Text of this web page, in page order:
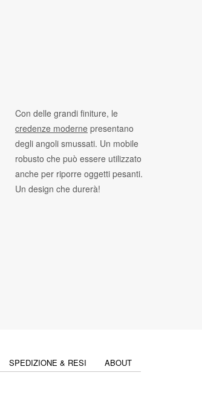
Con delle grandi finiture, le
credenze moderne presentano
degli angoli smussati. Un mobile
robusto che può essere utilizzato
anche per riporre oggetti pesanti.
Un design che durerà!
SPEDIZIONE & RESI ABOUT